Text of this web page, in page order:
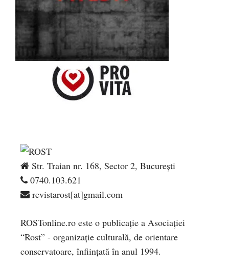
Str. Traian nr. 168, Sector 2, București
0740.103.621
revistarost[at]gmail.com
ROSTonline.ro este o publicaţie a Asociaţiei
“Rost” - organizaţie culturală, de orientare
conservatoare, înfiinţată în anul 1994.